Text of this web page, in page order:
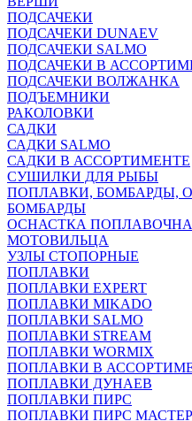
ПОДСАЧЕКИ
ПОДСАЧЕКИ DUNAEV
ПОДСАЧЕКИ SALMO
ПОДСАЧЕКИ В
ПОДСАЧЕКИ ВОЛЖАНКА
ПОДЪЕМНИКИ
РАКОЛОВКИ
САДКИ
САДКИ SALMO
САДКИ В АССОРТИМЕНТЕ
СУШИЛКИ ДЛЯ РЫБЫ
ПОПЛАВКИ, БОМБАРДЫ,
БОМБАРДЫ
ОСНАСТКА
МОТОВИЛЬЦА
УЗЛЫ СТОПОРНЫЕ
ПОПЛАВКИ
ПОПЛАВКИ EXPERT
ПОПЛАВКИ MIKADO
ПОПЛАВКИ SALMO
ПОПЛАВКИ STREAM
ПОПЛАВКИ WORMIX
ПОПЛАВКИ В
ПОПЛАВКИ ДУНАЕВ
ПОПЛАВКИ ПИРС
ПОПЛАВКИ ПИРС МАСТЕР